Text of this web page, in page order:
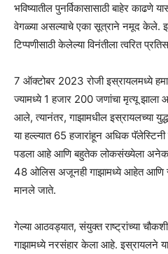
भविष्यातील पुनर्विकासासाठी बाहेर काढणे
वेगळ्या असल्याचे एका सूत्राने नमूद केले.
टिप्पणीसाठी केलेल्या विनंतीला त्वरित
7 ऑक्टोबर 2023 रोजी इस्रायलमध्ये
ज्यामध्ये 1 हजार 200 जणांचा मृत्यू
आले, त्यानंतर, गाझामधील इस्रायलच्या
या हल्ल्यात 65 हजारांहून अधिक
पडला आहे आणि बहुतेक लोकसंख्येला अनेक
48 ओलिस अजूनही गाझामध्ये आहेत आणि
मानले जाते.
गेल्या आठवड्यात, संयुक्त राष्ट्रांच्या
गाझामध्ये नरसंहार केला आहे. इस्रायलने या